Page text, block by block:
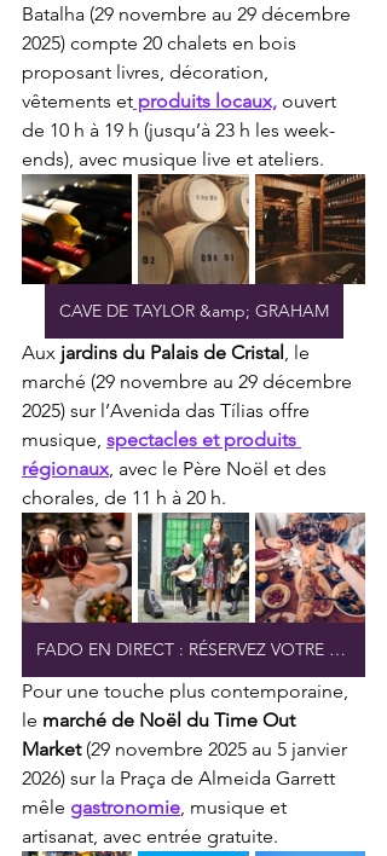
Batalha (29 novembre au 29 décembre
2025) compte 20 chalets en bois
proposant livres, décoration,
vêtements et produits locaux, ouvert
de 10 h à 19 h (jusqu’à 23 h les week-
ends), avec musique live et ateliers.
CAVE DE TAYLOR &amp; GRAHAM
Aux jardins du Palais de Cristal , le
marché (29 novembre au 29 décembre
2025) sur l’Avenida das Tílias offre
musique, spectacles et produits
régionaux , avec le Père Noël et des
chorales, de 11 h à 20 h.
FADO EN DIRECT : RÉSERVEZ VOTRE PLACE
Pour une touche plus contemporaine,
le marché de Noël du Time Out
Market (29 novembre 2025 au 5 janvier
2026) sur la Praça de Almeida Garrett
mêle gastronomie , musique et
artisanat, avec entrée gratuite.